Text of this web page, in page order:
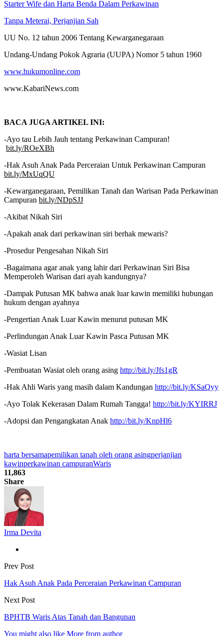
Starter Wife dan Harta Benda Dalam Perkawinan
Tanpa Meterai, Perjanjian Sah
UU No. 12 tahun 2006 Tentang Kewarganegaraan
Undang-Undang Pokok Agraria (UUPA) Nomor 5 tahun 1960
www.hukumonline.com
www.KabariNews.com
BACA JUGA ARTIKEL INI:
-Ayo tau Lebih Jauh tentang Perkawinan Campuran!
bit.ly/ROeXBh
-Hak Asuh Anak Pada Perceraian Untuk Perkawinan Campuran
bit.ly/MxUqQU
-Kewarganegaraan, Pemilikan Tanah dan Warisan Pada Perkawinan
Campuran bit.ly/NDpSJJ
-Akibat Nikah Siri
-Apakah anak dari perkawinan siri berhak mewaris?
-Prosedur Pengesahan Nikah Siri
-Bagaimana agar anak yang lahir dari Perkawinan Siri Bisa
Memperoleh Warisan dari ayah kandungnya?
-Dampak Putusan MK bahwa anak luar kawin memiliki hubungan
hukum dengan ayahnya
-Pengertian Anak Luar Kawin menurut putusan MK
-Perlindungan Anak Luar Kawin Pasca Putusan MK
-Wasiat Lisan
-Pembuatan Wasiat oleh orang asing http://bit.ly/Jfs1gR
-Hak Ahli Waris yang masih dalam Kandungan http://bit.ly/KSaQyy
-Ayo Tolak Kekerasan Dalam Rumah Tangga! http://bit.ly/KYIRRJ
-Adopsi dan Pengangkatan Anak http://bit.ly/KnpHl6
harta bersamapemilikan tanah oleh orang asingperjanjian
kawinperkawinan campuranWaris
11,863
Share
Irma Devita
Prev Post
Hak Asuh Anak Pada Perceraian Perkawinan Campuran
Next Post
BPHTB Waris Atas Tanah dan Bangunan
You might also like More from author